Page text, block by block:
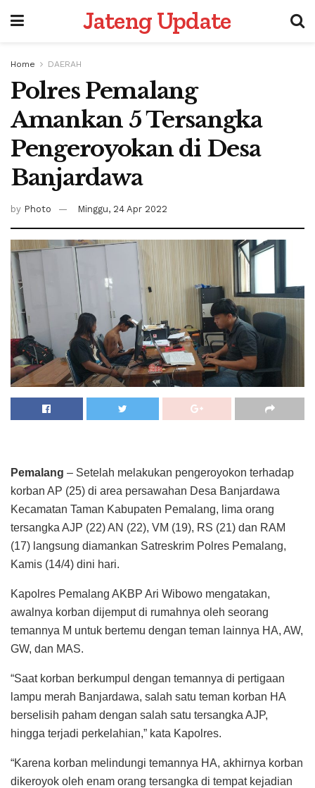
Jateng Update
Home DAERAH
Polres Pemalang
Amankan 5 Tersangka
Pengeroyokan di Desa
Banjardawa
by Photo Minggu, 24 Apr 2022
Pemalang – Setelah melakukan pengeroyokon terhadap
korban AP (25) di area persawahan Desa Banjardawa
Kecamatan Taman Kabupaten Pemalang, lima orang
tersangka AJP (22) AN (22), VM (19), RS (21) dan RAM
(17) langsung diamankan Satreskrim Polres Pemalang,
Kamis (14/4) dini hari.
Kapolres Pemalang AKBP Ari Wibowo mengatakan,
awalnya korban dijemput di rumahnya oleh seorang
temannya M untuk bertemu dengan teman lainnya HA, AW,
GW, dan MAS.
“Saat korban berkumpul dengan temannya di pertigaan
lampu merah Banjardawa, salah satu teman korban HA
berselisih paham dengan salah satu tersangka AJP,
hingga terjadi perkelahian,” kata Kapolres.
“Karena korban melindungi temannya HA, akhirnya korban
dikeroyok oleh enam orang tersangka di tempat kejadian